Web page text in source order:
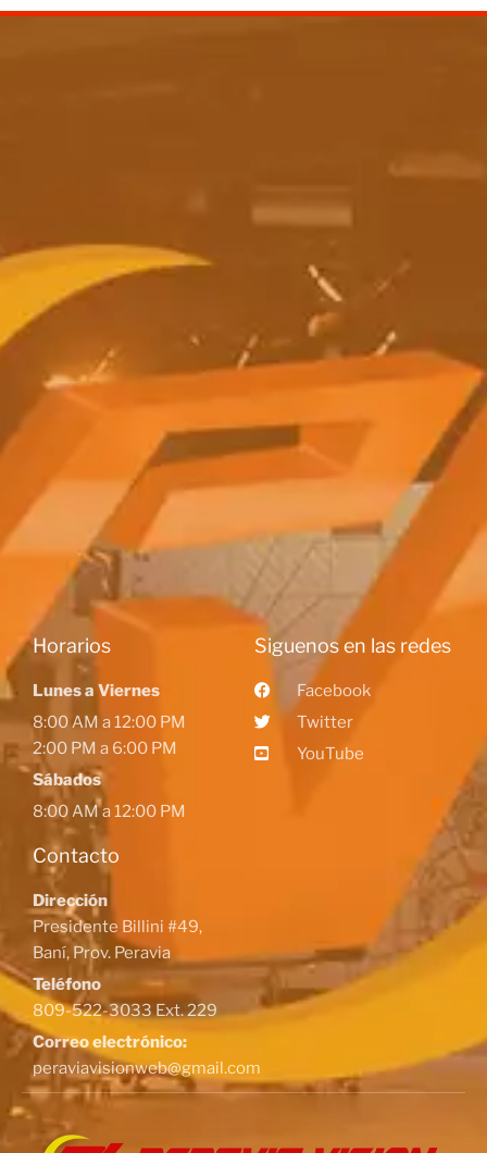
Horarios
Lunes a Viernes
8:00 AM a 12:00 PM
2:00 PM a 6:00 PM
Sábados
8:00 AM a 12:00 PM
Contacto
Dirección
Presidente Billini #49,
Baní, Prov. Peravia
Teléfono
809-522-3033 Ext. 229
Correo electrónico:
peraviavisionweb@gmail.com
Siguenos en las redes
Facebook
Twitter
YouTube